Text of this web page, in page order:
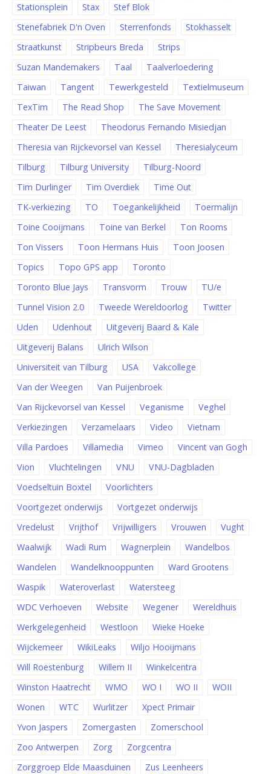
Stationsplein
Stax
Stef Blok
Stenefabriek D'n Oven
Sterrenfonds
Stokhasselt
Straatkunst
Stripbeurs Breda
Strips
Suzan Mandemakers
Taal
Taalverloedering
Taiwan
Tangent Tewerkgesteld
Textielmuseum
TexTim
The Read Shop
The Save Movement
Theater De Leest
Theodorus Fernando Misiedjan
Theresia van Rijckevorsel van Kessel
Theresialyceum
Tilburg
Tilburg University
Tilburg-Noord
Tim Durlinger
Tim Overdiek
Time Out
TK-verkiezing
TO Toegankelijkheid
Toermalijn
Toine Cooijmans
Toine van Berkel
Ton Rooms
Ton Vissers
Toon Hermans Huis
Toon Joosen
Topics
Topo GPS app
Toronto
Toronto Blue Jays
Transvorm Trouw
TU/e
Tunnel Vision 2.0
Tweede Wereldoorlog
Twitter
Uden
Udenhout
Uitgeverij Baard & Kale
Uitgeverij Balans
Ulrich Wilson
Universiteit van Tilburg
USA
Vakcollege
Van der Weegen
Van Puijenbroek
Van Rijckevorsel van Kessel
Veganisme
Veghel
Verkiezingen
Verzamelaars Video
Vietnam
Villa Pardoes
Villamedia Vimeo
Vincent van Gogh
Vion
Vluchtelingen VNU
VNU-Dagbladen
Voedseltuin Boxtel
Voorlichters
Voortgezet onderwijs
Vortgezet onderwijs
Vredelust
Vrijthof Vrijwilligers Vrouwen
Vught
Waalwijk
Wadi Rum Wagnerplein
Wandelbos
Wandelen
Wandelknooppunten
Ward Grootens
Waspik
Wateroverlast
Watersteeg
WDC Verhoeven
Website Wegener
Wereldhuis
Werkgelegenheid
Westloon
Wieke Hoeke
Wijckemeer
WikiLeaks
Wiljo Hooijmans
Will Roestenburg
Willem II
Winkelcentra
Winston Haatrecht
WMO WO I WO II
WOII
Wonen
WTC Wurlitzer
Xpect Primair
Yvon Jaspers
Zomergasten
Zomerschool
Zoo Antwerpen
Zorg
Zorgcentra
Zorggroep Elde Maasduinen
Zus Leenheers